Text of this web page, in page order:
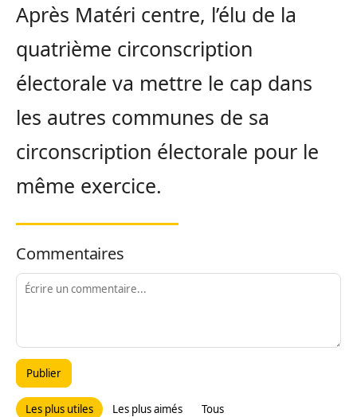
Après Matéri centre, l’élu de la
quatrième circonscription
électorale va mettre le cap dans
les autres communes de sa
circonscription électorale pour le
même exercice.
Commentaires
Publier
Les plus utiles Les plus aimés Tous